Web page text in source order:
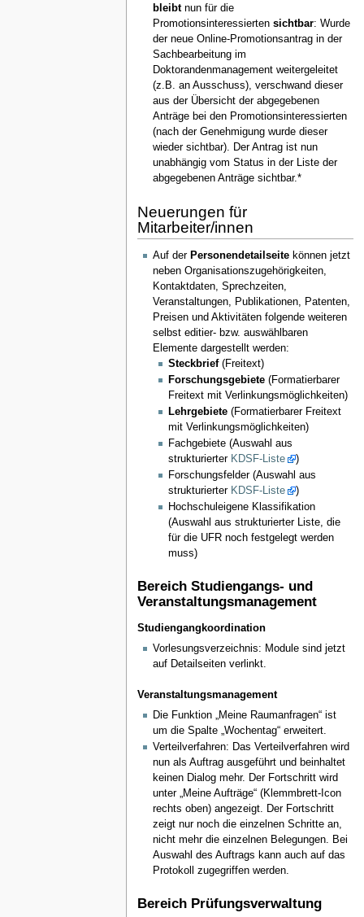
bleibtnun für die
Promotionsinteressierten sichtbar: Wurde
der neue Online-Promotionsantrag in der
Sachbearbeitung im
Doktorandenmanagement weitergeleitet
(z.B. an Ausschuss), verschwand dieser
aus der Übersicht der abgegebenen
Anträge bei den Promotionsinteressierten
(nach der Genehmigung wurde dieser
wieder sichtbar). Der Antrag ist nun
unabhängig vom Status in der Liste der
abgegebenen Anträge sichtbar.*
Neuerungen für
Mitarbeiter/innen
Auf der Personendetailseitekönnen jetzt
neben Organisationszugehörigkeiten,
Kontaktdaten, Sprechzeiten,
Veranstaltungen, Publikationen, Patenten,
Preisen und Aktivitäten folgende weiteren
selbst editier- bzw. auswählbaren
Elemente dargestellt werden:
Steckbrief(Freitext)
Forschungsgebiete(Formatierbarer
Freitext mit Verlinkungsmöglichkeiten)
Lehrgebiete(Formatierbarer Freitext
mit Verlinkungsmöglichkeiten)
Fachgebiete (Auswahl aus
strukturierter KDSF-Liste
)
Forschungsfelder (Auswahl aus
strukturierter KDSF-Liste
)
Hochschuleigene Klassifikation
(Auswahl aus strukturierter Liste, die
für die UFR noch festgelegt werden
muss)
Bereich Studiengangs- und
Veranstaltungsmanagement
Studiengangkoordination
Vorlesungsverzeichnis: Module sind jetzt
auf Detailseiten verlinkt.
Veranstaltungsmanagement
Die Funktion „Meine Raumanfragen“ ist
um die Spalte „Wochentag“ erweitert.
Verteilverfahren: Das Verteilverfahren wird
nun als Auftrag ausgeführt und beinhaltet
keinen Dialog mehr. Der Fortschritt wird
unter „Meine Aufträge“ (Klemmbrett-Icon
rechts oben) angezeigt. Der Fortschritt
zeigt nur noch die einzelnen Schritte an,
nicht mehr die einzelnen Belegungen. Bei
Auswahl des Auftrags kann auch auf das
Protokoll zugegriffen werden.
Bereich Prüfungsverwaltung